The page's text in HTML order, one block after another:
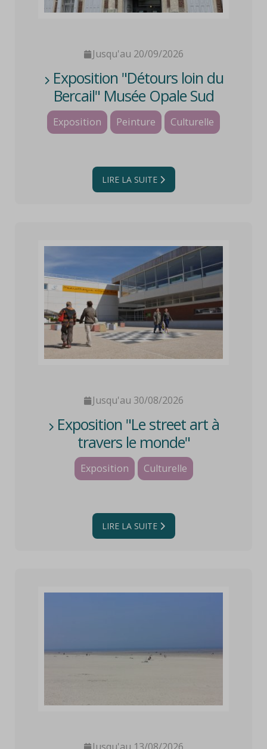
Jusqu'au 20/09/2026
Exposition "Détours loin du
Bercail" Musée Opale Sud
Exposition Peinture Culturelle
LIRE LA SUITE
Jusqu'au 30/08/2026
Exposition "Le street art à
travers le monde"
Exposition Culturelle
LIRE LA SUITE